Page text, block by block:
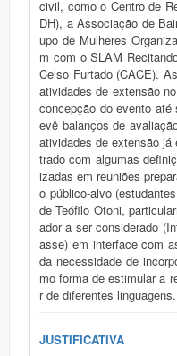
civil, como o Centro de
DH), a Associação de
upo de Mulheres
m com o SLAM
Celso Furtado (CACE).
atividades de extensão
concepção do evento
evê balanços de
atividades de extensão
trado com algumas
izadas em reuniões
o público-alvo
de Teófilo Otoni,
ador a ser considerado
asse) em interface com
da necessidade de
mo forma de estimular a
r de diferentes linguagens.
JUSTIFICATIVA